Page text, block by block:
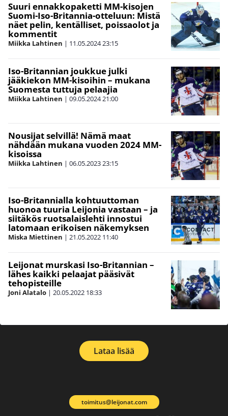
Suuri ennakkopaketti MM-kisojen
Suomi-Iso-Britannia-otteluun: Mistä
näet pelin, kentälliset, poissaolot ja
kommentit
Miikka Lahtinen | 11.05.202423:15
Iso-Britannian joukkue julki
jääkiekon MM-kisoihin – mukana
Suomesta tuttuja pelaajia
Miikka Lahtinen | 09.05.202421:00
Nousijat selvillä! Nämä maat
nähdään mukana vuoden 2024 MM-
kisoissa
Miikka Lahtinen | 06.05.202323:15
Iso-Britannialla kohtuuttoman
huonoa tuuria Leijonia vastaan – ja
siitäkös ruotsalaislehti innostui
latomaan erikoisen näkemyksen
Miska Miettinen | 21.05.2022 11:40
Leijonat murskasi Iso-Britannian –
lähes kaikki pelaajat pääsivät
tehopisteille
Joni Alatalo | 20.05.2022 18:33
Lataa lisää
toimitus@leijonat.com